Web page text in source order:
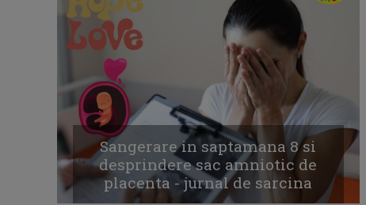
Sangerare in saptamana 8 si
desprindere sac amniotic de
placenta - jurnal de sarcina